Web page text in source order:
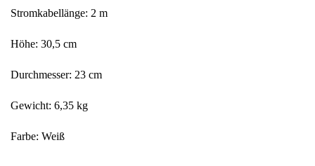
Stromkabellänge: 2 m
Höhe: 30,5 cm
Durchmesser: 23 cm
Gewicht: 6,35 kg
Farbe: Weiß